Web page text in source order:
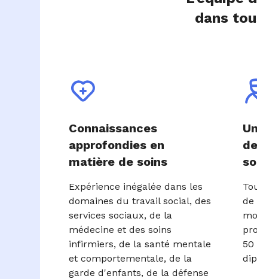
dans
Connaissances
approfondies en
matière de soins
Expérience inégalée dans les
domaines du travail social, des
services sociaux, de la
médecine et des soins
infirmiers, de la santé mentale
et comportementale, de la
garde d'enfants, de la défense
de